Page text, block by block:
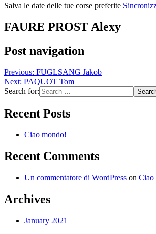
Salva le date delle tue corse preferite
FAURE PROST Alexy
Post navigation
Previous: FUGLSANG Jakob
Next: PAQUOT Tom
Search for:
Recent Posts
Ciao mondo!
Recent Comments
Un commentatore di WordPress on Ciao
Archives
January 2021